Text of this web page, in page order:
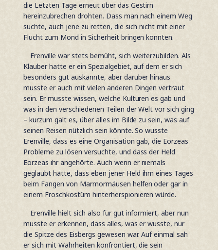
die Letzten Tage erneut über das Gestirn
hereinzubrechen drohten. Dass man nach einem Weg
suchte, auch jene zu retten, die sich nicht mit einer
Flucht zum Mond in Sicherheit bringen konnten.
Erenville war stets bemüht, sich weiterzubilden. Als
Klauber hatte er ein Spezialgebiet, auf dem er sich
besonders gut auskannte, aber darüber hinaus
musste er auch mit vielen anderen Dingen vertraut
sein. Er musste wissen, welche Kulturen es gab und
was in den verschiedenen Teilen der Welt vor sich ging
– kurzum galt es, über alles im Bilde zu sein, was auf
seinen Reisen nützlich sein könnte. So wusste
Erenville, dass es eine Organisation gab, die Eorzeas
Probleme zu lösen versuchte, und dassder Held
Eorzeas ihr angehörte. Auch wenn er niemals
geglaubt hätte, dass eben jener Held ihm eines Tages
beim Fangen von Marmormäusen helfen oder gar in
einem Froschkostüm hinterherspionieren würde.
Erenville hielt sich also für gut informiert, aber nun
musste er erkennen, dass alles, was er wusste, nur
die Spitze des Eisbergs gewesen war. Auf einmal sah
er sich mit Wahrheiten konfrontiert, die sein